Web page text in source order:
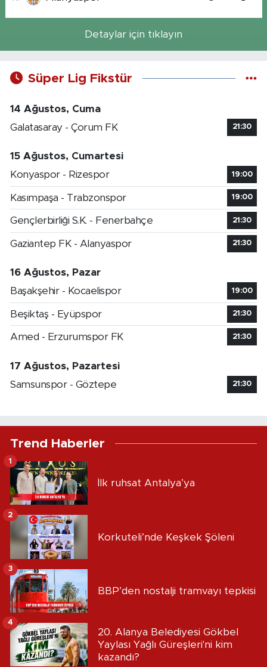
Detaylar için tıklayın
Süper Lig Fikstür
14 Ağustos, Cuma
Galatasaray - Çorum FK
21:30
15 Ağustos, Cumartesi
Konyaspor - Rizespor
19:00
Kasımpaşa - Trabzonspor 19:00
Gençlerbirliği S.K. - Fenerbahçe 21:30
Gaziantep FK - Alanyaspor 21:30
16 Ağustos, Pazar
Başakşehir - Kocaelispor
19:00
Beşiktaş - Eyüpspor 21:30
Amed - Erzurumspor FK 21:30
17 Ağustos, Pazartesi
Samsunspor - Göztepe
21:30
Trend Haberler
İlk ruhsat Antalya’ya
1
Korkuteli’nde Keşkek Şöleni
2
BBP’den nostalji tramvayı tepkisi
3
20. Alanya Belediyesi Gökbel
Yaylası Yağlı Güreşleri'ni kim
kazandı?
4